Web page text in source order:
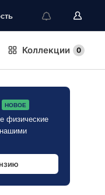
Коллекции 0
НОВОЕ
физические